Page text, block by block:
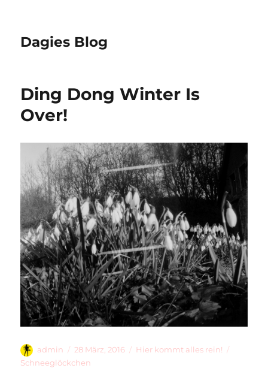
Dagies Blog
Ding Dong Winter Is
Over!
Autor
admin
Veröffentlicht
am
28 März, 2016 Kategorien
Hier kommt alles rein!
Schneeglöckchen